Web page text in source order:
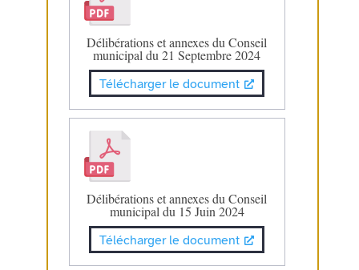
Délibérations et annexes du Conseil
municipal du 21 Septembre 2024
Télécharger le document
Délibérations et annexes du Conseil
municipal du 15 Juin 2024
Télécharger le document